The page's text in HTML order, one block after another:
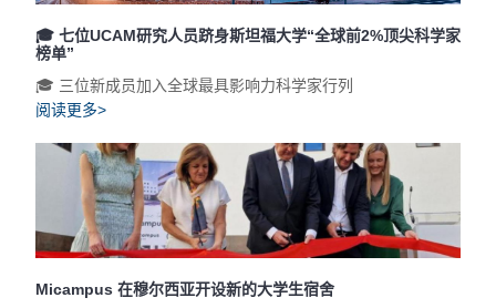
🎓 七位UCAM研究人员跻身斯坦福大学“全球前2%顶尖科学家
榜单”
🎓 三位新成员加入全球最具影响力科学家行列
阅读更多>
Micampus 在穆尔西亚开设新的大学生宿舍